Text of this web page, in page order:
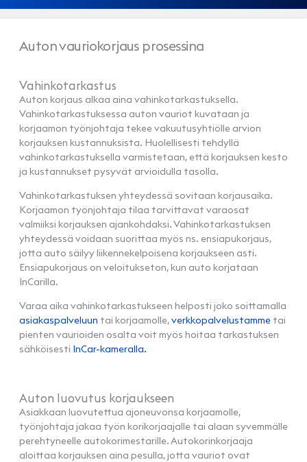
Auton vauriokorjaus prosessina
Vahinkotarkastus
Auton korjaus alkaa aina vahinkotarkastuksella.
Vahinkotarkastuksessa auton vauriot kuvataan ja
korjaamon työnjohtaja tekee vakuutusyhtiölle arvion
korjauksen kustannuksista. Huolellisesti tehdyllä
vahinkotarkastuksella varmistetaan, että korjauksen kesto
ja kustannukset pysyvät arvioidulla tasolla.
Vahinkotarkastuksen yhteydessä sovitaan korjausaika.
Korjaamon työnjohtaja tilaa tarvittavat varaosat
valmiiksi korjauksen ajankohdaksi. Vahinkotarkastuksen
yhteydessä voidaan suorittaa myös ns. ensiapukorjaus,
jotta auto säilyy liikennekelpoisena korjaukseen asti.
Ensiapukorjaus on veloitukseton, kun auto korjataan
InCarilla.
Varaa aika vahinkotarkastukseen helposti joko soittamalla
asiakaspalveluun tai korjaamolle,verkkopalvelustamme tai
pienten vaurioiden osalta voit myös hoitaa tarkastuksen
sähköisesti InCar-kameralla.
Auton luovutus korjaukseen
Asiakkaan luovutettua ajoneuvonsa korjaamolle,
työnjohtaja jakaa työn korikorjaajalle tai alaan syvemmälle
perehtyneelle autokorimestarille. Autokorinkorjaaja
aloittaa korjauksen aina pesulla, jotta vauriot ovat